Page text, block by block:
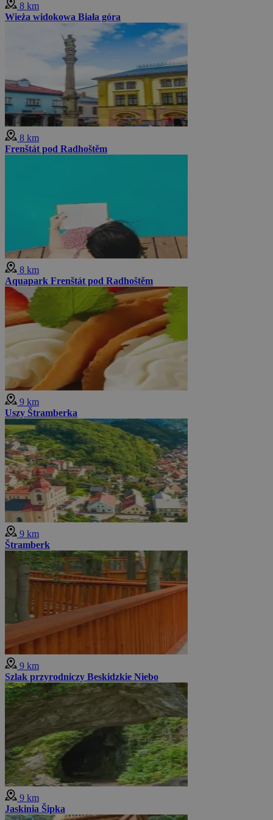
8 km
Wieża widokowa Biała góra
8 km
Frenštát pod Radhoštěm
8 km
Aquapark Frenštát pod Radhoštěm
9 km
Uszy Štramberka
9 km
Štramberk
9 km
Szlak przyrodniczy Beskidzkie Niebo
9 km
Jaskinia Šipka